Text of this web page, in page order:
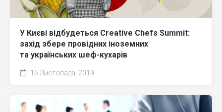
У Києві відбудеться Creative Chefs Summit:
захід збере провідних іноземних
та українських шеф-кухарів
15 Листопада, 2019